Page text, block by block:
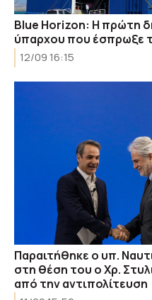
Blue Horizon: Η πρώτη
ύπαρχου που έσπρωξε
12/09 16:15
Παραιτήθηκε ο υπ.
στη θέση του ο Χρ.
από την αντιπολίτευση